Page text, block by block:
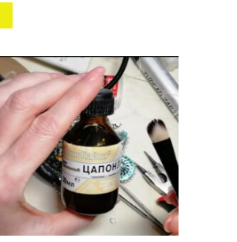
Вы разрешаете сбор и обработку
Политика конфиденциальности